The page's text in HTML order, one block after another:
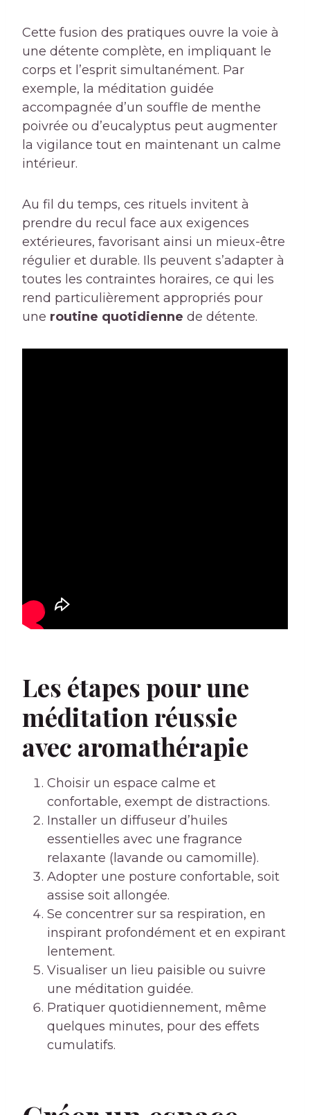
Cette fusion des pratiques ouvre la voie à
une détente complète, en impliquant le
corps et l’esprit simultanément. Par
exemple, la méditation guidée
accompagnée d’un souffle de menthe
poivrée ou d’eucalyptus peut augmenter
la vigilance tout en maintenant un calme
intérieur.
Au fil du temps, ces rituels invitent à
prendre du recul face aux exigences
extérieures, favorisant ainsi un mieux-être
régulier et durable. Ils peuvent s’adapter à
toutes les contraintes horaires, ce qui les
rend particulièrement appropriés pour
une routine quotidienne de détente.
Les étapes pour une
méditation réussie
avec aromathérapie
Choisir un espace calme et
confortable, exempt de distractions.
Installer un diffuseur d’huiles
essentielles avec une fragrance
relaxante (lavande ou camomille).
Adopter une posture confortable, soit
assise soit allongée.
Se concentrer sur sa respiration, en
inspirant profondément et en expirant
lentement.
Visualiser un lieu paisible ou suivre
une méditation guidée.
Pratiquer quotidiennement, même
quelques minutes, pour des effets
cumulatifs.